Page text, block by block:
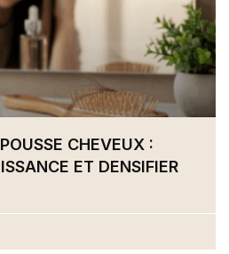
CHEVEUX :
ET DENSIFIER